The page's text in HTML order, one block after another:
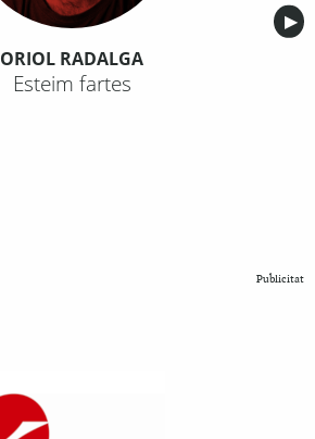
▶︎
ORIOL RADALGA
Esteim fartes
Publicitat